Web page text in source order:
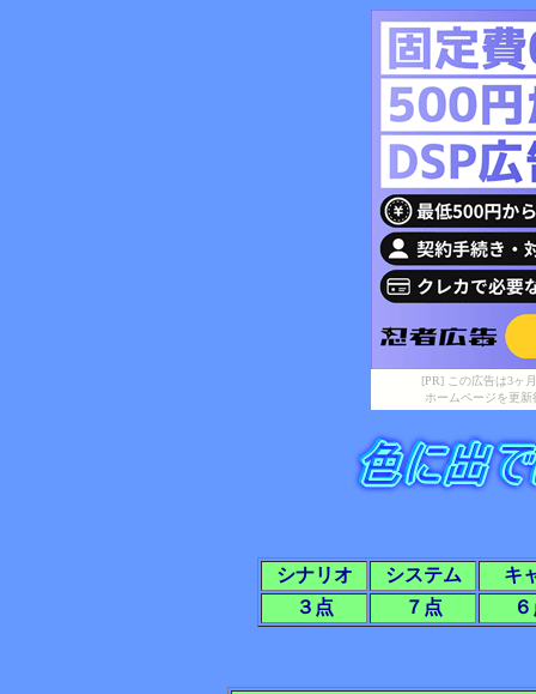
[PR] この広告は3ヶ
ホームページを更
シナリオ システム
キ
３点
７点